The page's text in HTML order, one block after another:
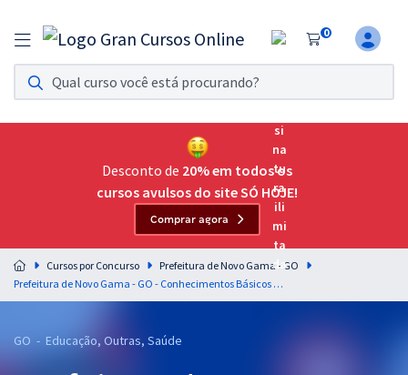
0
Assinatura Ilimitada 11
Acesso a todos os cursos. Teste grátis por 7 dias!
Assinatura OAB Até Passar
Acesso ilimitado a toda preparação para o Exame da
Residências Multiprofissionais
Preparação completa e intensiva para as principais
residências em saúde do Brasil
Desconto de 20% em todos os
cursos avulsos do site SÓ HOJE!
Comprar agora
Cursos por Concurso
Prefeitura de Novo Gama - GO
Prefeitura de Novo Gama - GO - Conhecimentos Básicos para os Cargos de Nível Superior
GO - Educação, Outras, Saúde